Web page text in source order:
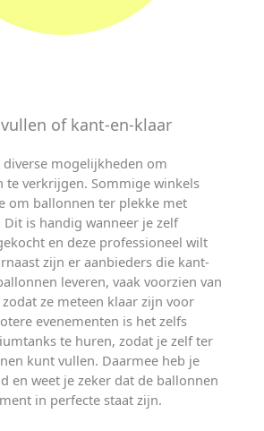
of kant-en-klaar
mogelijkheden om
te verkrijgen. Sommige winkels
om ballonnen ter plekke met
is handig wanneer je zelf
en deze professioneel wilt
zijn er aanbieders die kant-
leveren, vaak voorzien van
ze meteen klaar zijn voor
evenementen is het zelfs
te huren, zodat je zelf ter
kunt vullen. Daarmee heb je
en weet je zeker dat de ballonnen
in perfecte staat zijn.